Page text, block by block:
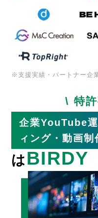
※支援実績・パートナー企
特
企業YouTube
ィング・動画制
はBIRDY